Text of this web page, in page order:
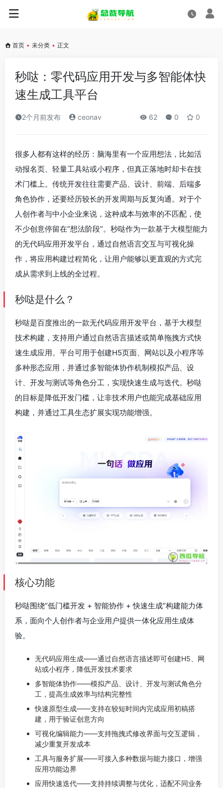
首页 • 未分类 • 正文
秒哒：零代码应用开发与多智能体快
速生成工具平台
2个月前发布 ceonav 62 0 0
很多人都有这样的经历：脑海里有一个应用想法，比如活
动报名页、轻量工具站或小程序，但真正落地时却卡在技
术门槛上。传统开发往往需要产品、设计、前端、后端多
角色协作，还要经历较长的开发周期与反复沟通。对于个
人创作者与中小企业来说，这种成本与效率的不匹配，使
不少创意停留在“想法阶段”。秒哒作为一款基于大模型能力
的无代码应用开发平台，通过自然语言交互与可视化操
作，将应用构建过程简化，让用户能够以更直观的方式完
成从需求到上线的全过程。
秒哒是什么？
秒哒是百度推出的一款无代码应用开发平台，基于大模型
技术构建，支持用户通过自然语言描述或简单拖拽方式快
速生成应用。平台可用于创建H5页面、网站以及小程序等
多种形态应用，并通过多智能体协作机制模拟产品、设
计、开发与测试等角色分工，实现快速生成与迭代。秒哒
的目标是降低开发门槛，让非技术用户也能完成基础应用
构建，并通过工具生态扩展实现功能增强。
核心功能
秒哒围绕“低门槛开发 + 智能协作 + 快速生成”构建能力体
系，面向个人创作者与企业用户提供一体化应用生成体
验。
无代码应用生成——通过自然语言描述即可创建H5、网
站或小程序，降低开发技术要求
多智能体协作——模拟产品、设计、开发与测试角色分
工，提高生成效率与结构完整性
快速原型生成——支持在较短时间内完成应用初稿搭
建，用于验证创意方向
可视化编辑能力——支持拖拽式修改界面与交互逻辑，
减少重复开发成本
工具与服务扩展——可接入多种数据与能力接口，增强
应用功能边界
应用快速迭代——支持持续调整与优化，适配不同业务